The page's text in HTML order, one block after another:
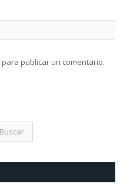
para publicar un comentario.